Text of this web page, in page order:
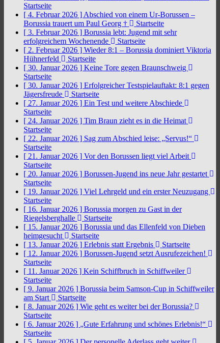
Startseite
[ 4. Februar 2026 ] Abschied von einem Ur-Borussen –
Borussia trauert um Paul Georg †
Startseite
[ 3. Februar 2026 ] Borussia lebt: Jugend mit sehr
erfolgreichem Wochenende
Startseite
[ 2. Februar 2026 ] Wieder 8:1 – Borussia dominiert Viktoria
Hühnerfeld
Startseite
[ 30. Januar 2026 ] Keine Tore gegen Braunschweig
Startseite
[ 30. Januar 2026 ] Erfolgreicher Testspielauftakt: 8:1 gegen
Jägersfreude
Startseite
[ 27. Januar 2026 ] Ein Test und weitere Abschiede
Startseite
[ 24. Januar 2026 ] Tim Braun zieht es in die Heimat
Startseite
[ 22. Januar 2026 ] Sag zum Abschied leise: „Servus!“
Startseite
[ 21. Januar 2026 ] Vor den Borussen liegt viel Arbeit
Startseite
[ 20. Januar 2026 ] Borussen-Jugend ins neue Jahr gestartet
Startseite
[ 19. Januar 2026 ] Viel Lehrgeld und ein erster Neuzugang
Startseite
[ 16. Januar 2026 ] Borussia morgen zu Gast in der
Riegelsberghalle
Startseite
[ 15. Januar 2026 ] Borussia und das Ellenfeld von Dieben
heimgesucht
Startseite
[ 13. Januar 2026 ] Erlebnis statt Ergebnis
Startseite
[ 12. Januar 2026 ] Borussen-Jugend setzt Ausrufezeichen!
Startseite
[ 11. Januar 2026 ] Kein Schiffbruch in Schiffweiler
Startseite
[ 9. Januar 2026 ] Borussia beim Samson-Cup in Schiffweiler
am Start
Startseite
[ 8. Januar 2026 ] Wie geht es weiter bei der Borussia?
Startseite
[ 6. Januar 2026 ] „Gute Erfahrung und schönes Erlebnis!“
Startseite